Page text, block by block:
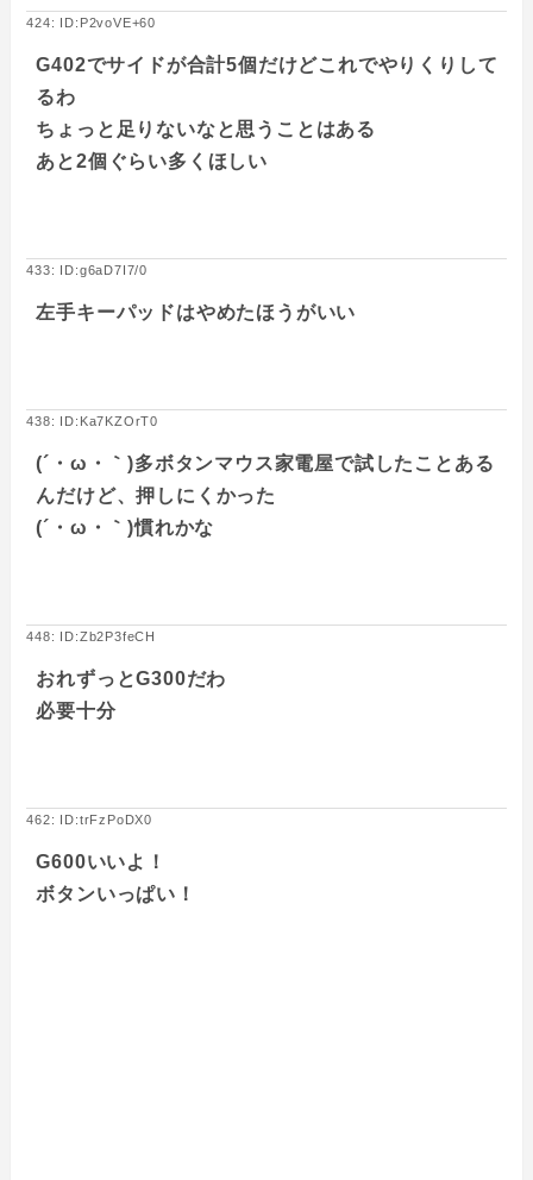
424: ID:P2voVE+60
G402でサイドが合計5個だけどこれでやりくりして
るわ
ちょっと足りないなと思うことはある
あと2個ぐらい多くほしい
433: ID:g6aD7I7/0
左手キーパッドはやめたほうがいい
438: ID:Ka7KZOrT0
(´・ω・｀)多ボタンマウス家電屋で試したことある
んだけど、押しにくかった
(´・ω・｀)慣れかな
448: ID:Zb2P3feCH
おれずっとG300だわ
必要十分
462: ID:trFzPoDX0
G600いいよ！
ボタンいっぱい！